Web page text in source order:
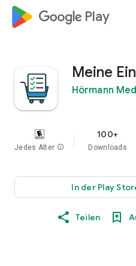
google_logo Play
Meine
Hörmann
Jedes Alter info
100+
Downloads
In der Play
Teilen